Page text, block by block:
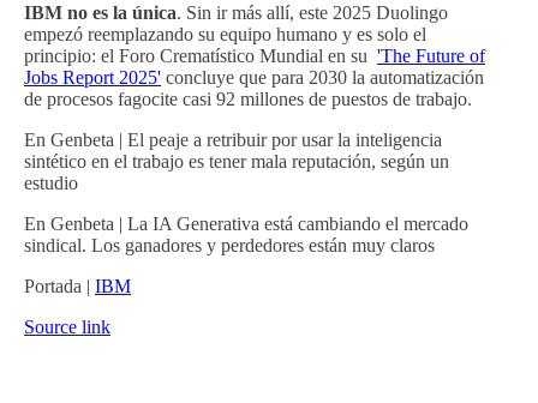
IBM no es la única. Sin ir más allí, este 2025 Duolingo
empezó reemplazando su equipo humano y es solo el
principio: el Foro Crematístico Mundial en su 'The Future of
Jobs Report 2025' concluye que para 2030 la automatización
de procesos fagocite casi 92 millones de puestos de trabajo.
En Genbeta | El peaje a retribuir por usar la inteligencia
sintético en el trabajo es tener mala reputación, según un
estudio
En Genbeta | La IA Generativa está cambiando el mercado
sindical. Los ganadores y perdedores están muy claros
Portada | IBM
Source link